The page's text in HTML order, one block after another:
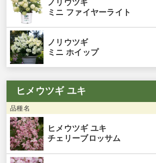
ノリウツギ
ミニ ファイヤーライト
ノリウツギ
ミニ ホイップ
ヒメウツギ ユキ
品種名
ヒメウツギ ユキ
チェリーブロッサム